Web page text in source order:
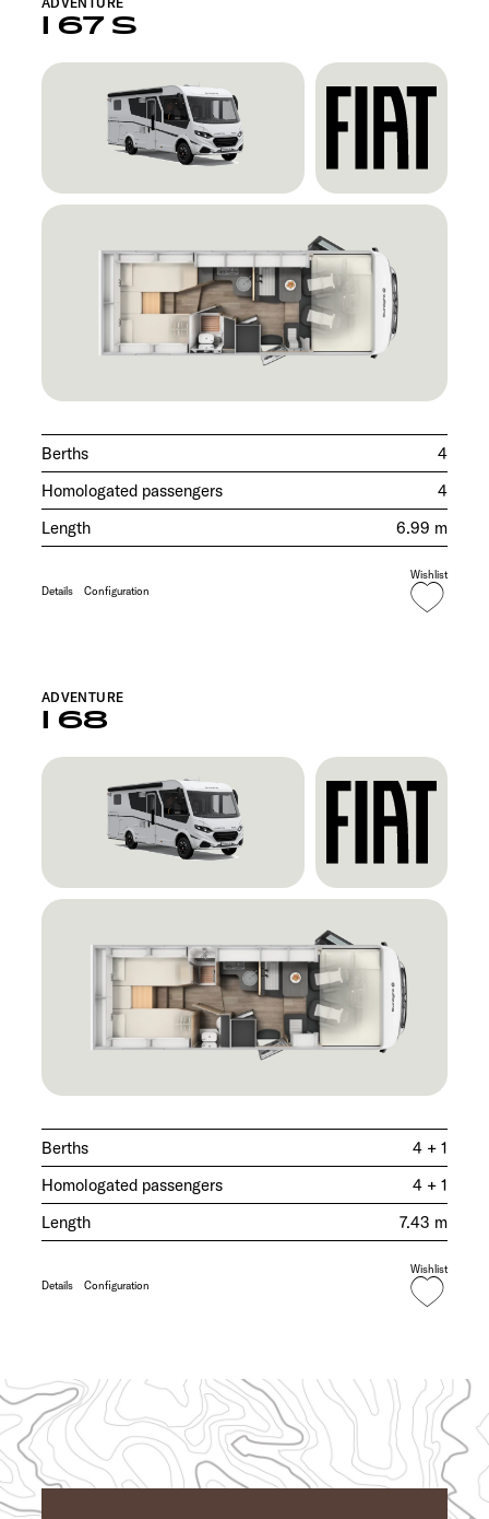
I 67 S
Berths
4
Homologated passengers
4
Length
6.99 m
Details Configuration
Wishlist
I 68
ADVENTURE
Berths
4 + 1
Homologated passengers
4 + 1
Length
7.43 m
Details Configuration
Wishlist